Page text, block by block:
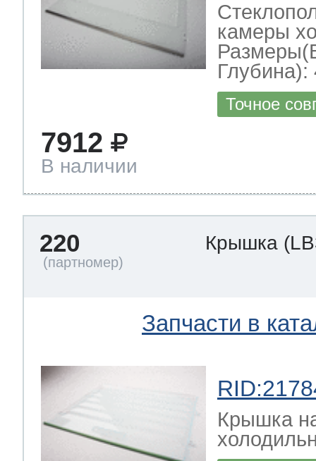
камеры
Глубина):
Точное
7912
В наличии
220 Крышка
Запчасти в
Крышка